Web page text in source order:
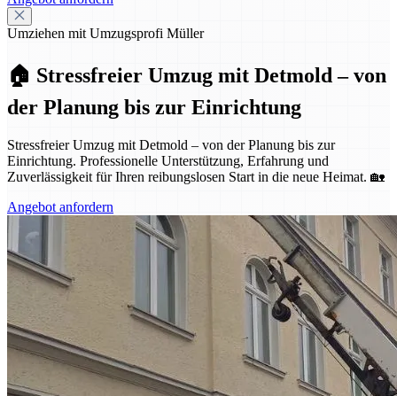
Umziehen mit Umzugsprofi Müller
🏠 Stressfreier Umzug mit Detmold – von
der Planung bis zur Einrichtung
Stressfreier Umzug mit Detmold – von der Planung bis zur
Einrichtung. Professionelle Unterstützung, Erfahrung und
Zuverlässigkeit für Ihren reibungslosen Start in die neue Heimat. 🏡
Angebot anfordern